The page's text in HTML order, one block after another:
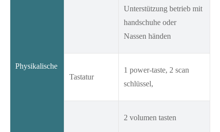
Physikalische
Unterstützung betrieb mit
handschuhe oder
Nassen händen
Tastatur
1 power-taste, 2 scan
schlüssel,
2 volumen tasten